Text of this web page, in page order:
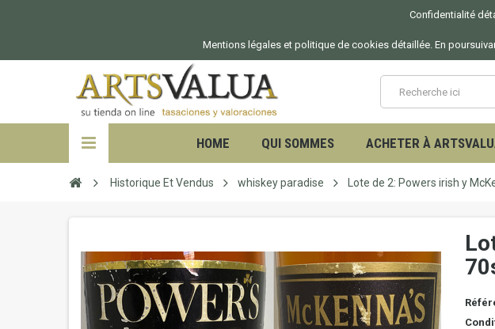
Confidentialité
Mentions légales et politique de cookies détaillée. En
HOME QUI SOMMES ACHETER À
Historique Et Vendus whiskey paradise Lote de 2: Powers irish y